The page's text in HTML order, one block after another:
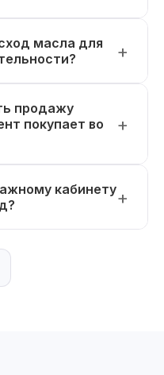
масла для
продажу
покупает во
кабинету